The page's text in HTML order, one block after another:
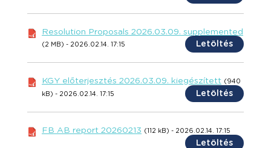
Resolution Proposals 2026.03.09. supplemented
(2 MB) - 2026.02.14. 17:15 Letöltés
KGY előterjesztés 2026.03.09. kiegészített (940
kB) - 2026.02.14. 17:15 Letöltés
FB AB report 20260213 (112 kB) - 2026.02.14. 17:15
Letöltés